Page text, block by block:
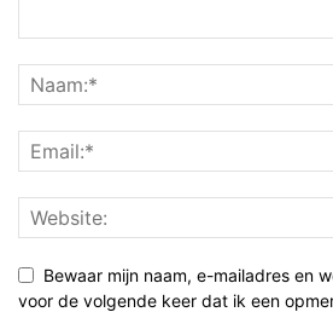
Bewaar mijn naam, e-mailadres en
voor de volgende keer dat ik een